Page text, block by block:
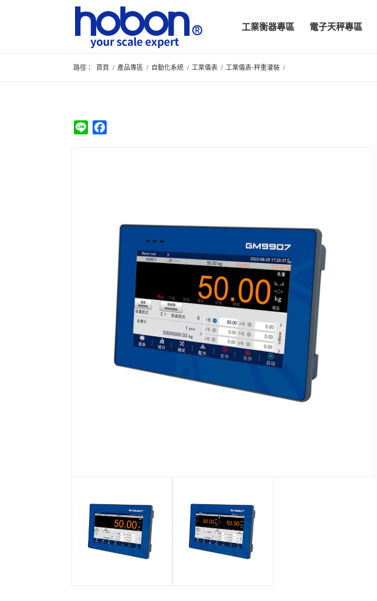
工業衡器專區 電子天秤專區
路徑： 首頁 / 產品專區 / 自動化系統 / 工業儀表 / 工業儀表-秤重灌裝 /
Line